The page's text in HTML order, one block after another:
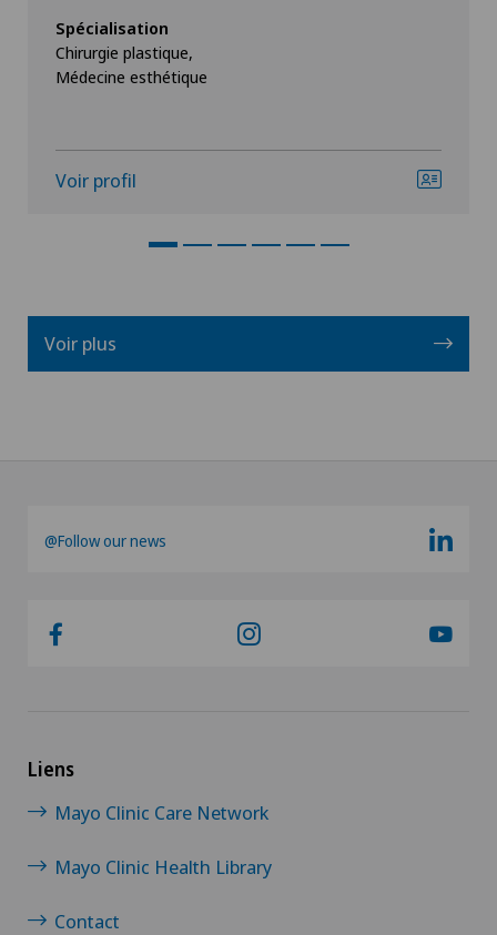
Spécialisation
Chirurgie plastique,
Médecine esthétique
Voir profil
Voir plus
@Follow our news
Liens
Mayo Clinic Care Network
Mayo Clinic Health Library
Contact